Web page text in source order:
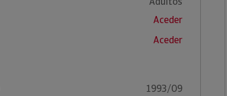
Aceder
Aceder
1993/09